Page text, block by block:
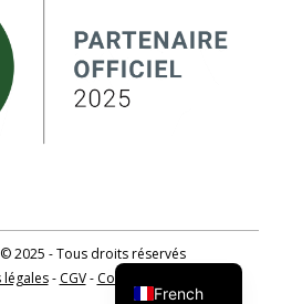
2025 - Tous droits réservés
légales- CGV- Contact
French
English